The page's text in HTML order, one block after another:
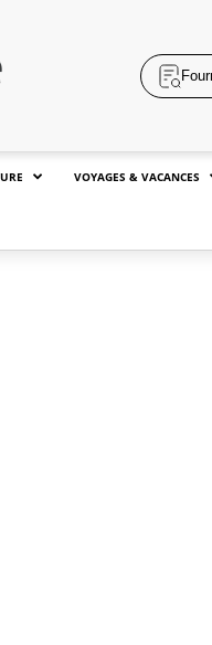
VOYAGES & VACANCES